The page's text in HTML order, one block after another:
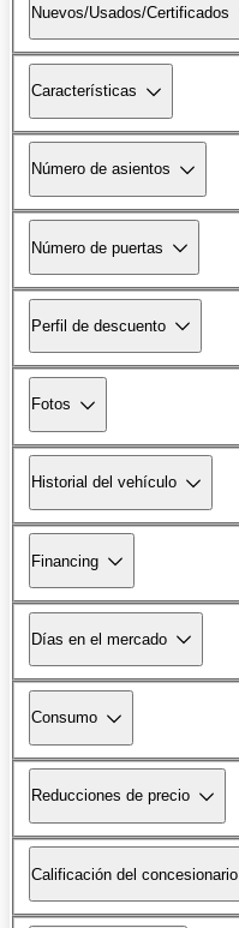
Nuevos/Usados/Certificados
Características
Número de asientos
Número de puertas
Perfil de descuento
Fotos
Historial del vehículo
Financing
Días en el mercado
Consumo
Reducciones de precio
Calificación del concesionario